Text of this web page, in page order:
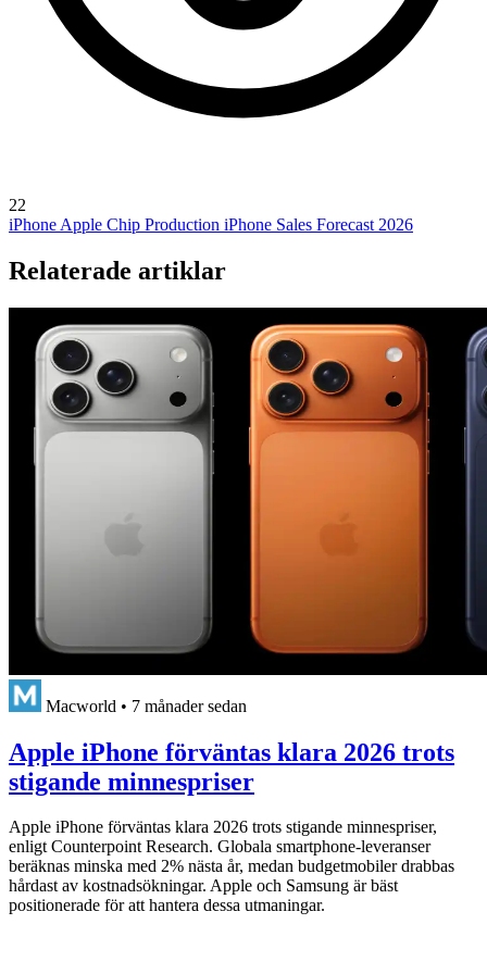
22
iPhone Apple Chip Production iPhone Sales Forecast 2026
Relaterade artiklar
Macworld • 7 månader sedan
Apple iPhone förväntas klara 2026 trots
stigande minnespriser
Apple iPhone förväntas klara 2026 trots stigande minnespriser,
enligt Counterpoint Research. Globala smartphone-leveranser
beräknas minska med 2% nästa år, medan budgetmobiler drabbas
hårdast av kostnadsökningar. Apple och Samsung är bäst
positionerade för att hantera dessa utmaningar.